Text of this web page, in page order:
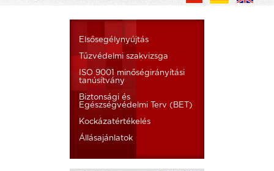
Elsősegélynyújtás
Tűzvédelmi szakvizsga
ISO 9001 minőségirányítási
tanúsítvány
Biztonsági és
Egészségvédelmi Terv (BET)
Kockázatértékelés
Állásajánlatok